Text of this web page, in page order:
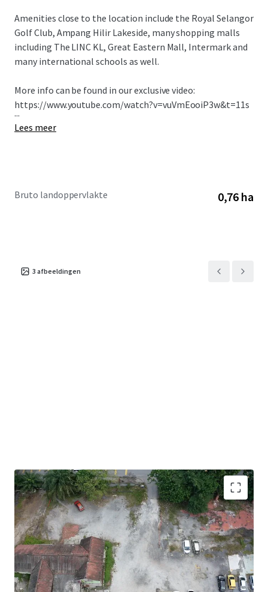
Amenities close to the location include the Royal Selangor
Golf Club, Ampang Hilir Lakeside, many shopping malls
including The LINC KL, Great Eastern Mall, Intermark and
many international schools as well.
More info can be found in our exclusive video:
https://www.youtube.com/watch?v=vuVmEooiP3w&t=11s
...
Lees meer
Bruto landoppervlakte 0,76 ha
3 afbeeldingen
This site is under a freehold tenure and has a
residential zoning with approved density of up to 60
units per acre (highest in Taman U Thant Area)
While being surrounded by older high end
developments, this site can bring a refreshing design